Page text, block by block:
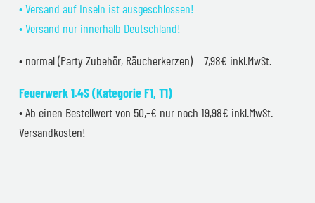
• Versand auf Inseln ist ausgeschlossen!
• Versand nur innerhalb Deutschland!
• normal (Party Zubehör, Räucherkerzen) = 7,98€ inkl.MwSt.
Feuerwerk 1.4S (Kategorie F1, T1)
• Ab einen Bestellwert von 50,-€ nur noch 19,98€ inkl.MwSt.
Versandkosten!